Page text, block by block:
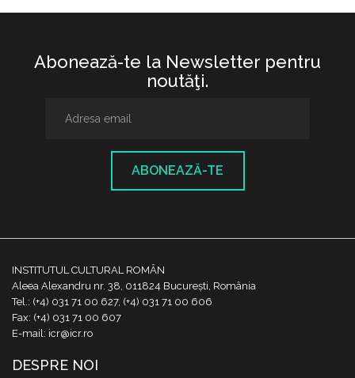
Abonează-te la Newsletter pentru
noutăţi.
ABONEAZĂ-TE
INSTITUTUL CULTURAL ROMÂN
Aleea Alexandru nr. 38, 011824 București, România
Tel.: (+4) 031 71 00 627, (+4) 031 71 00 606
Fax: (+4) 031 71 00 607
E-mail: icr@icr.ro
DESPRE NOI